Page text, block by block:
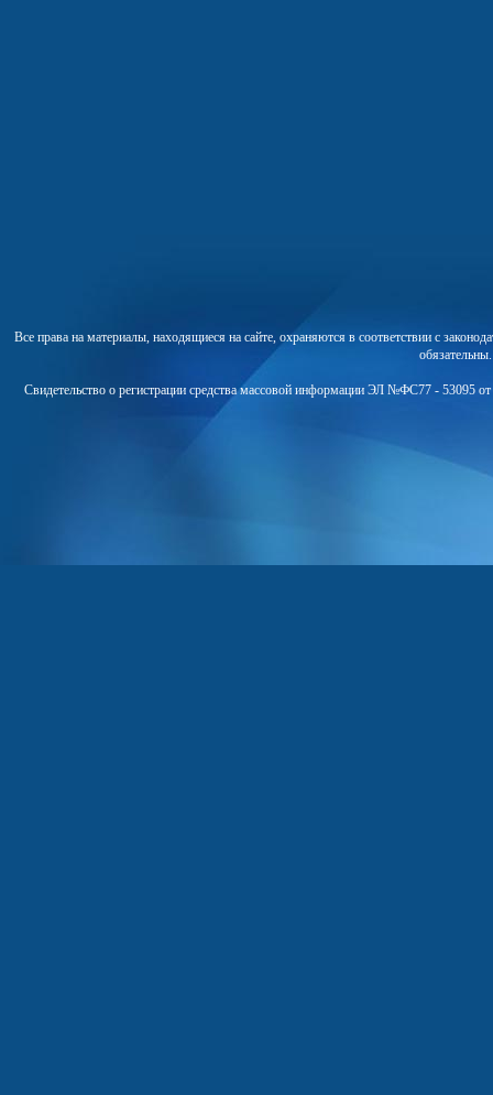
Все права на материалы, находящиеся на сайте, охраняются в соответствии с
Свидетельство о регистрации средства массовой информации ЭЛ №ФС77 - 53095